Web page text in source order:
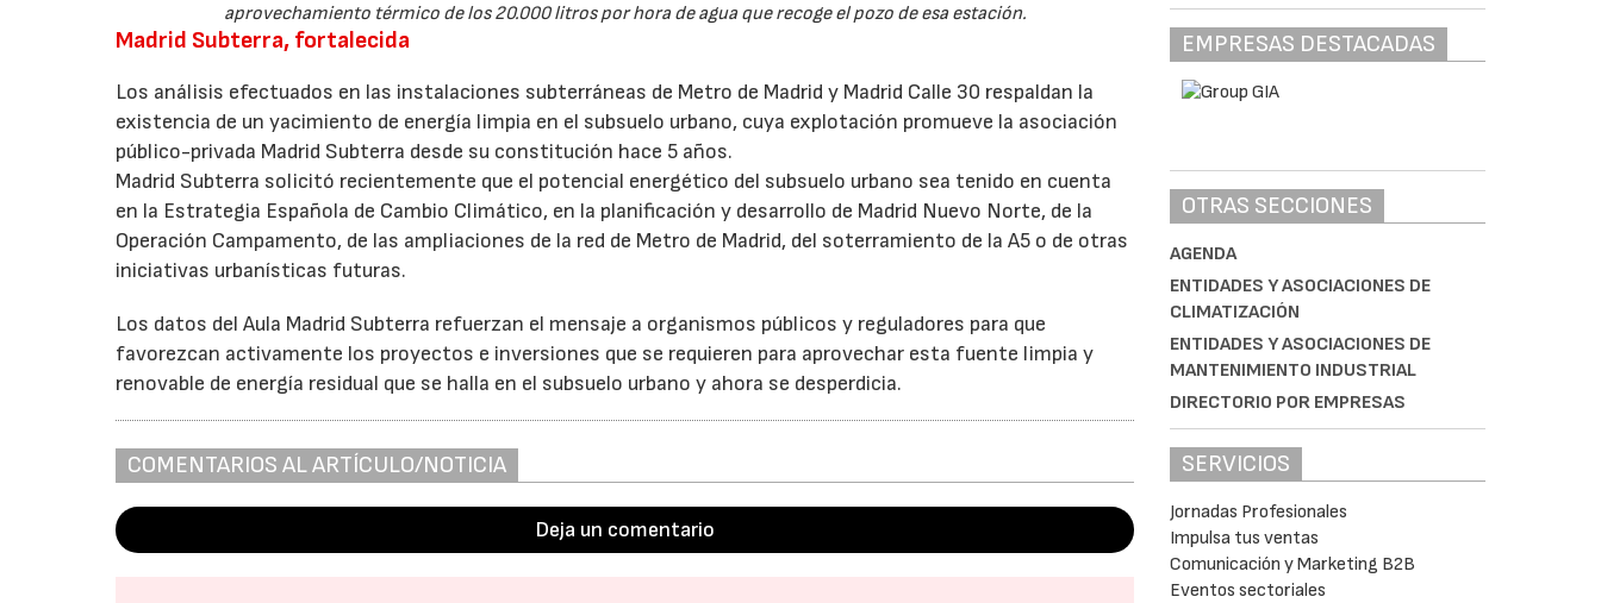
aprovechamiento térmico de los 20.000 litros por hora de agua que recoge el pozo de esa estación.
Madrid Subterra, fortalecida
Los análisis efectuados en las instalaciones subterráneas de Metro de Madrid y Madrid Calle 30 respaldan la
existencia de un yacimiento de energía limpia en el subsuelo urbano, cuya explotación promueve la asociación
público-privada Madrid Subterra desde su constitución hace 5 años.
Madrid Subterra solicitó recientemente que el potencial energético del subsuelo urbano sea tenido en cuenta
en la Estrategia Española de Cambio Climático, en la planificación y desarrollo de Madrid Nuevo Norte, de la
Operación Campamento, de las ampliaciones de la red de Metro de Madrid, del soterramiento de la A5 o de otras
iniciativas urbanísticas futuras.
Los datos del Aula Madrid Subterra refuerzan el mensaje a organismos públicos y reguladores para que
favorezcan activamente los proyectos e inversiones que se requieren para aprovechar esta fuente limpia y
renovable de energía residual que se halla en el subsuelo urbano y ahora se desperdicia.
COMENTARIOS AL ARTÍCULO/NOTICIA
Deja un comentario
EMPRESAS DESTACADAS
OTRAS SECCIONES
AGENDA
ENTIDADES Y ASOCIACIONES DE
CLIMATIZACIÓN
ENTIDADES Y ASOCIACIONES DE
MANTENIMIENTO INDUSTRIAL
DIRECTORIO POR EMPRESAS
SERVICIOS
Jornadas Profesionales
Impulsa tus ventas
Comunicación y Marketing B2B
Eventos sectoriales